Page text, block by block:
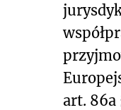
art. 86a